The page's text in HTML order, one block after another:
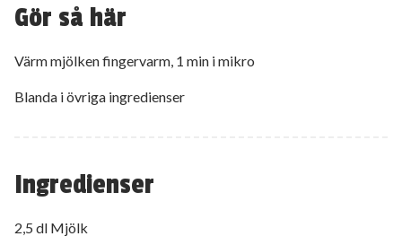
Ingredienser
2,5 dl Mjölk
Gör så här
Värm mjölken fingervarm, 1 min i mikro
Blanda i övriga ingredienser